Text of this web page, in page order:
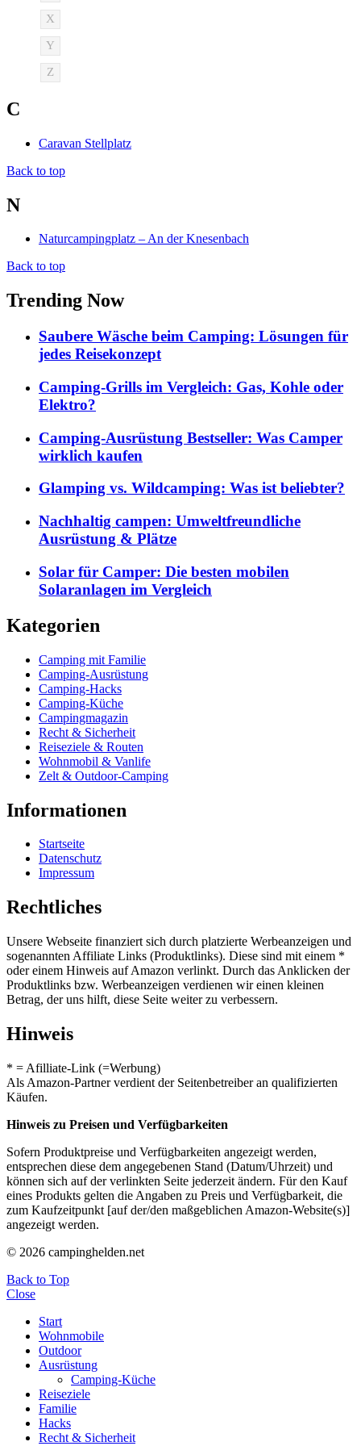
X
Y
Z
C
Caravan Stellplatz
Back to top
N
Naturcampingplatz – An der Knesenbach
Back to top
Trending Now
Saubere Wäsche beim Camping: Lösungen für
jedes Reisekonzept
Camping-Grills im Vergleich: Gas, Kohle oder
Elektro?
Camping-Ausrüstung Bestseller: Was Camper
wirklich kaufen
Glamping vs. Wildcamping: Was ist beliebter?
Nachhaltig campen: Umweltfreundliche
Ausrüstung & Plätze
Solar für Camper: Die besten mobilen
Solaranlagen im Vergleich
Kategorien
Camping mit Familie
Camping-Ausrüstung
Camping-Hacks
Camping-Küche
Campingmagazin
Recht & Sicherheit
Reiseziele & Routen
Wohnmobil & Vanlife
Zelt & Outdoor-Camping
Informationen
Startseite
Datenschutz
Impressum
Rechtliches
Unsere Webseite finanziert sich durch platzierte Werbeanzeigen und
sogenannten Affiliate Links (Produktlinks). Diese sind mit einem *
oder einem Hinweis auf Amazon verlinkt. Durch das Anklicken der
Produktlinks bzw. Werbeanzeigen verdienen wir einen kleinen
Betrag, der uns hilft, diese Seite weiter zu verbessern.
Hinweis
* = Afilliate-Link (=Werbung)
Als Amazon-Partner verdient der Seitenbetreiber an qualifizierten
Käufen.
Hinweis zu Preisen und Verfügbarkeiten
Sofern Produktpreise und Verfügbarkeiten angezeigt werden,
entsprechen diese dem angegebenen Stand (Datum/Uhrzeit) und
können sich auf der verlinkten Seite jederzeit ändern. Für den Kauf
eines Produkts gelten die Angaben zu Preis und Verfügbarkeit, die
zum Kaufzeitpunkt [auf der/den maßgeblichen Amazon-Website(s)]
angezeigt werden.
© 2026 campinghelden.net
Back to Top
Close
Start
Wohnmobile
Outdoor
Ausrüstung
Camping-Küche
Reiseziele
Familie
Hacks
Recht & Sicherheit